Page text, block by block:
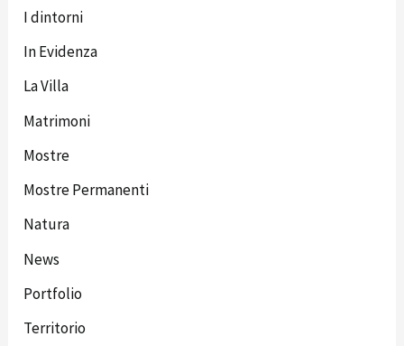
I dintorni
In Evidenza
La Villa
Matrimoni
Mostre
Mostre Permanenti
Natura
News
Portfolio
Territorio